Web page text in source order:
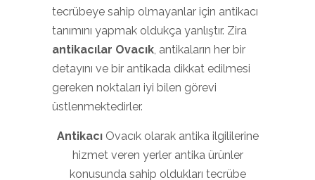
tecrübeye sahip olmayanlar için antikacı
tanımını yapmak oldukça yanlıştır. Zira
antikacılar Ovacık, antikaların her bir
detayını ve bir antikada dikkat edilmesi
gereken noktaları iyi bilen görevi
üstlenmektedirler.
Antikacı Ovacık olarak antika ilgililerine
hizmet veren yerler antika ürünler
konusunda sahip oldukları tecrübe